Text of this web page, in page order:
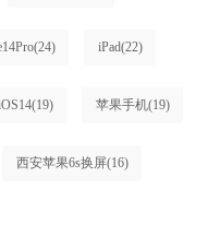
(24) iPad(22)
(19) 苹果手机(19)
西安苹果6s换屏(16)